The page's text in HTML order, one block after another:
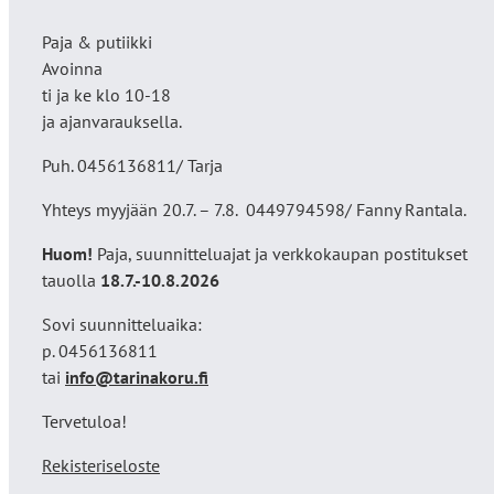
Paja & putiikki
Avoinna
ti ja ke klo 10-18
ja ajanvarauksella.
Puh. 0456136811/ Tarja
Yhteys myyjään 20.7. – 7.8. 0449794598/ Fanny Rantala.
Huom! Paja, suunnitteluajat ja verkkokaupan postitukset
tauolla 18.7.-10.8.2026
Sovi suunnitteluaika:
p. 0456136811
tai info@tarinakoru.fi
Tervetuloa!
Rekisteriseloste